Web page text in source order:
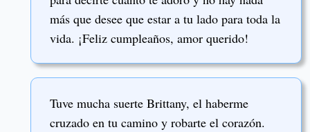
más que desee que estar a tu lado para toda la
vida. ¡Feliz cumpleaños, amor querido!
Tuve mucha suerte Brittany, el haberme
cruzado en tu camino y robarte el corazón.